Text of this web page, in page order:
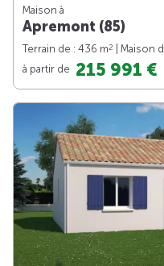
Maison à
Apremont (85)
Terrain de : 436 m2 | Maison
à partir de 215 991 €